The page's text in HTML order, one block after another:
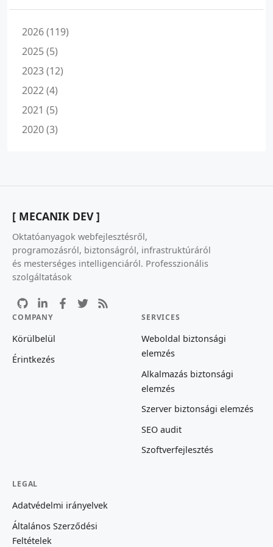
2026 (119)
2025 (5)
2023 (12)
2022 (4)
2021 (5)
2020 (3)
[ MECANIK DEV ]
Oktatóanyagok webfejlesztésről,
programozásról, biztonságról, infrastruktúráról
és mesterséges intelligenciáról. Professzionális
szolgáltatások
COMPANY
Körülbelül
Érintkezés
SERVICES
Weboldal biztonsági
elemzés
Alkalmazás biztonsági
elemzés
Szerver biztonsági elemzés
SEO audit
Szoftverfejlesztés
LEGAL
Adatvédelmi irányelvek
Általános Szerződési
Feltételek